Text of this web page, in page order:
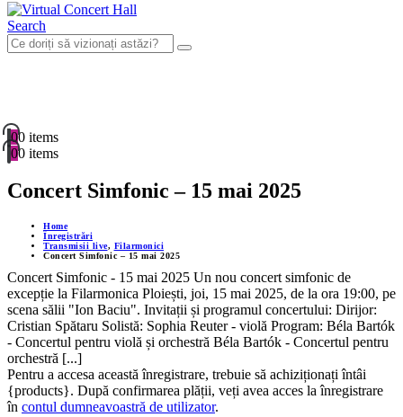
Search
00 items
00 items
Concert Simfonic – 15 mai 2025
Home
Înregistrări
Transmisii live, Filarmonici
Concert Simfonic – 15 mai 2025
Concert Simfonic - 15 mai 2025 Un nou concert simfonic de
excepție la Filarmonica Ploiești, joi, 15 mai 2025, de la ora 19:00, pe
scena sălii "Ion Baciu". Invitații și programul concertului: Dirijor:
Cristian Spătaru Solistă: Sophia Reuter - violă Program: Béla Bartók
- Concertul pentru violă și orchestră Béla Bartók - Concertul pentru
orchestră [...]
Pentru a accesa această înregistrare, trebuie să achiziționați întâi
{products}. După confirmarea plății, veți avea acces la înregistrare
în contul dumneavoastră de utilizator.